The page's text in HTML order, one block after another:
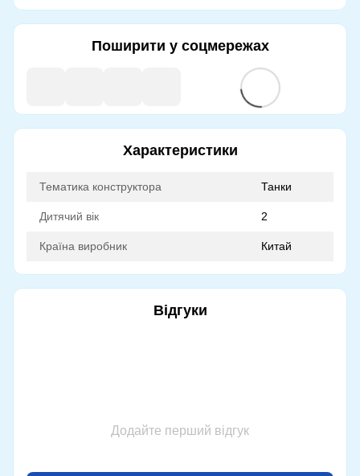
Поширити у соцмережах
Характеристики
Тематика конструктора Танки
Дитячий вік 2
Країна виробник Китай
Відгуки
Додайте перший відгук